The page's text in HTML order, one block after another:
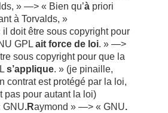
» —> « Bien qu’àpriori
à Torvalds, »
il doit être sous copyright pour
GPL ait force de loi. » —>
sous copyright pour que la
s’applique. » (je pinaille,
contrat est protégé par la loi,
pas pour autant la loi)
GNU.Raymond » —> « GNU.